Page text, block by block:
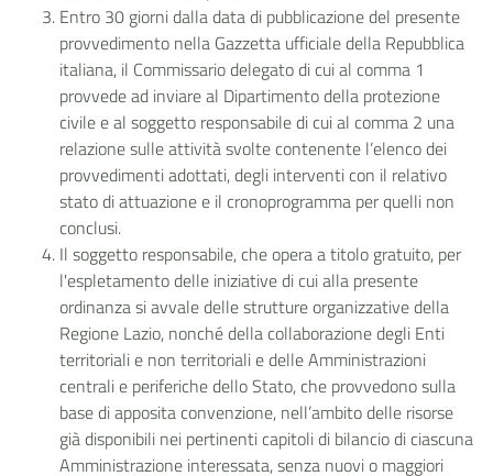
Entro 30 giorni dalla data di pubblicazione del presente
provvedimento nella Gazzetta ufficiale della Repubblica
italiana, il Commissario delegato di cui al comma 1
provvede ad inviare al Dipartimento della protezione
civile e al soggetto responsabile di cui al comma 2 una
relazione sulle attività svolte contenente l’elenco dei
provvedimenti adottati, degli interventi con il relativo
stato di attuazione e il cronoprogramma per quelli non
conclusi.
Il soggetto responsabile, che opera a titolo gratuito, per
l'espletamento delle iniziative di cui alla presente
ordinanza si avvale delle strutture organizzative della
Regione Lazio, nonché della collaborazione degli Enti
territoriali e non territoriali e delle Amministrazioni
centrali e periferiche dello Stato, che provvedono sulla
base di apposita convenzione, nell’ambito delle risorse
già disponibili nei pertinenti capitoli di bilancio di ciascuna
Amministrazione interessata, senza nuovi o maggiori